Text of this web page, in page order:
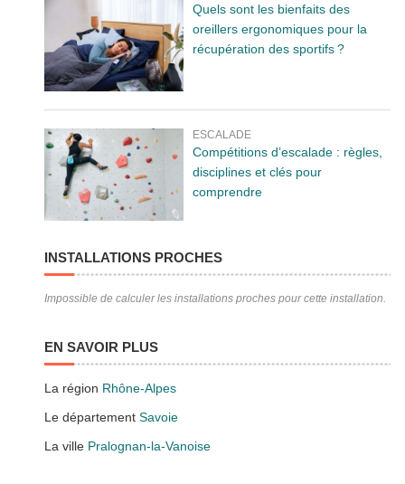
Quels sont les bienfaits des
oreillers ergonomiques pour la
récupération des sportifs ?
ESCALADE
Compétitions d’escalade : règles,
disciplines et clés pour
comprendre
INSTALLATIONS PROCHES
Impossible de calculer les installations proches pour cette installation.
EN SAVOIR PLUS
La région Rhône-Alpes
Le départementSavoie
La ville Pralognan-la-Vanoise